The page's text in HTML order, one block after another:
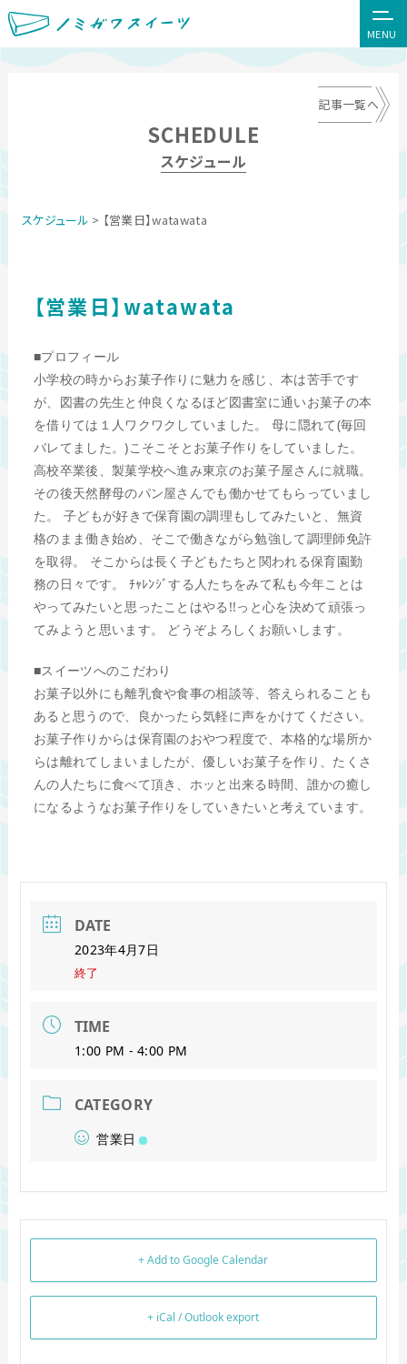
MENU
SCHEDULE
スケジュール
記事一覧へ
スケジュール > 【営業日】watawata
【営業日】watawata
■プロフィール
小学校の時からお菓子作りに魅力を感じ、本は苦手です
が、図書の先生と仲良くなるほど図書室に通いお菓子の本
を借りては１人ワクワクしていました。 母に隠れて(毎回
バレてました。)こそこそとお菓子作りをしていました。
高校卒業後、製菓学校へ進み東京のお菓子屋さんに就職。
その後天然酵母のパン屋さんでも働かせてもらっていまし
た。 子どもが好きで保育園の調理もしてみたいと、無資
格のまま働き始め、そこで働きながら勉強して調理師免許
を取得。 そこからは長く子どもたちと関われる保育園勤
務の日々です。 ﾁｬﾚﾝｼﾞする人たちをみて私も今年ことは
やってみたいと思ったことはやる!!っと心を決めて頑張っ
てみようと思います。 どうぞよろしくお願いします。
■スイーツへのこだわり
お菓子以外にも離乳食や食事の相談等、答えられることも
あると思うので、良かったら気軽に声をかけてください。
お菓子作りからは保育園のおやつ程度で、本格的な場所か
らは離れてしまいましたが、優しいお菓子を作り、たくさ
んの人たちに食べて頂き、ホッと出来る時間、誰かの癒し
になるようなお菓子作りをしていきたいと考えています。
DATE
2023年4月7日
終了
TIME
1:00 PM - 4:00 PM
CATEGORY
営業日
+ Add to Google Calendar
+ iCal / Outlook export